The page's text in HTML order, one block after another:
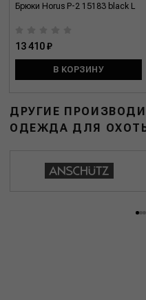
Брюки Horus P-2 15183 black L
13 410 ₽
В КОРЗИНУ
ДРУГИЕ
ОДЕЖДА ДЛЯ